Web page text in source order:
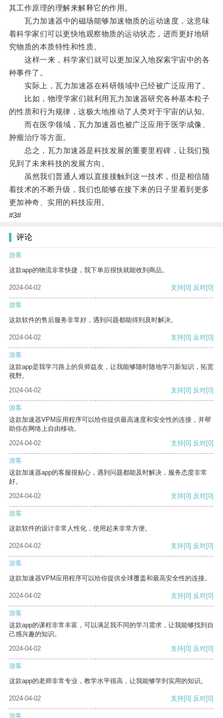
其工作原理的理解来解释它的作用。
瓦力加速器中的磁场能够加速物质的运动速度，这意味
着科学家们可以更快地观察物质的运动状态，进而更好地研
究物质的本质特性和性质。
这样一来，科学家们就可以更加深入地探索宇宙中的各
种事件了。
实际上，瓦力加速器在科研领域中已经被广泛应用了。
比如，物理学家们就利用瓦力加速器研究各种基本粒子
的性质和行为规律，这极大地推动了人类对于宇宙的认知。
而在医学领域，瓦力加速器也被广泛应用于医学成像、
肿瘤治疗等方面。
总之，瓦力加速器是科技发展的重要里程碑，让我们预
见到了未来科技的发展方向。
虽然我们普通人难以直接接触到这一技术，但是相信随
着技术的不断升级，我们也能够在接下来的日子里看到更多
更加神奇、实用的科技应用。
#3#
评论
游客
这款app的物流非常快捷，我下单后很快就能收到商品。
2024-04-02 支持[0] 反对[0]
游客
这款软件的售后服务非常好，遇到问题都能得到及时解决。
2024-04-02 支持[0] 反对[0]
游客
这款app是我学习路上的良师益友，让我能够随时随地学习新知识，拓宽
视野。
2024-04-02
支持[0] 反对[0]
游客
这款加速器VPM应用程序可以给你提供最高速度和安全性的连接，并帮
助你在网络上自由移动。
2024-04-02
支持[0] 反对[0]
游客
这款加速器app的客服很贴心，遇到问题都能及时解决，服务态度非常
好。
2024-04-02
支持[0] 反对[0]
游客
这款软件的设计非常人性化，使用起来非常方便。
2024-04-02 支持[0] 反对[0]
游客
这款加速器VPM应用程序可以给你提供全球覆盖和最高安全性的连接。
2024-04-02 支持[0] 反对[0]
游客
这款app的课程非常丰富，可以满足我不同的学习需求，让我能够找到自
己感兴趣的知识。
2024-04-02
支持[0] 反对[0]
游客
这款app的老师非常专业，教学水平很高，让我能够学到实用的知识。
2024-04-02 支持[0] 反对[0]
游客